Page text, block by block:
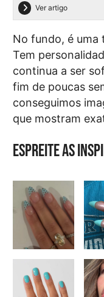
Ver artigo
No fundo, é uma
Tem
continua a ser
fim de poucas
conseguimos
que mostram
Espreite as